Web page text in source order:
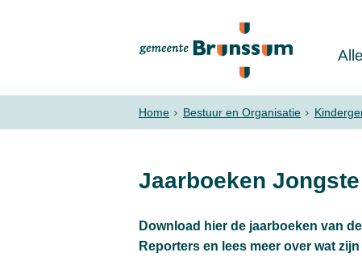
Home Bestuur en Organisatie
Jaarboeken
Download hier de jaarboeken van
Reporters en lees meer over wat